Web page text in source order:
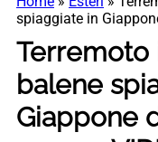
spiaggiate in
Terremoto
balene
Giappone